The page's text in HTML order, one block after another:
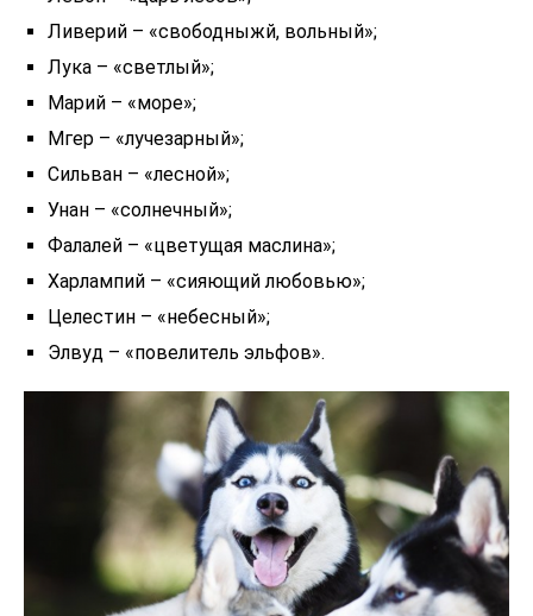
Ливерий – «свободныжй, вольный»;
Лука – «светлый»;
Марий – «море»;
Мгер – «лучезарный»;
Сильван – «лесной»;
Унан – «солнечный»;
Фалалей – «цветущая маслина»;
Харлампий – «сияющий любовью»;
Целестин – «небесный»;
Элвуд – «повелитель эльфов».